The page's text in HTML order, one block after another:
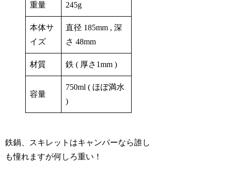
重量 245g
本体サ
イズ
直径 185mm , 深
さ 48mm
材質 鉄 ( 厚さ1mm )
容量
750ml ( ほぼ満水
)
鉄鍋、スキレットはキャンパーなら誰し
も憧れますが何しろ重い！